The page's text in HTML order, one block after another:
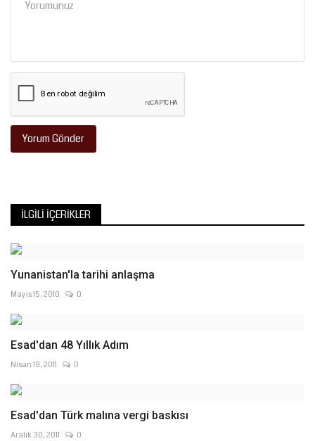
Yorum Gönder
İLGILI İÇERIKLER
Yunanistan'la tarihi anlaşma
Mayıs 15, 2010 0
Esad'dan 48 Yıllık Adım
Nisan 19, 2011 0
Esad'dan Türk malına vergi baskısı
Aralık 30, 2011 0